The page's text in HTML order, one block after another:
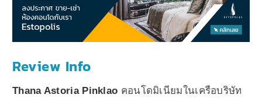
Review Info
Thana Astoria Pinklao คอนโดมิเนียมในเครือบริษัท